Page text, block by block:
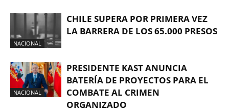
NACIONAL
CHILE SUPERA POR PRIMERA VEZ
LA BARRERA DE LOS 65.000 PRESOS
NACIONAL
PRESIDENTE KAST ANUNCIA
BATERÍA DE PROYECTOS PARA EL
COMBATE AL CRIMEN
ORGANIZADO